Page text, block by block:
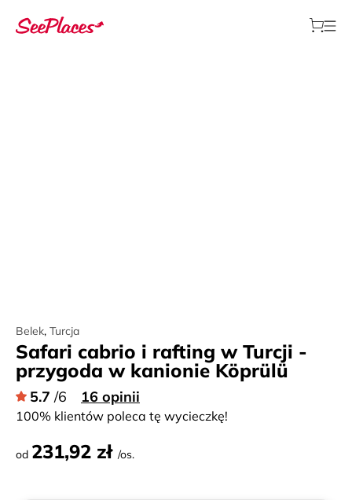
Belek, Turcja
Safari cabrio i rafting w Turcji -
przygoda w kanionie Köprülü
5.7 /6 16 opinii
100% klientów poleca tę wycieczkę!
od 231,92 zł /os.